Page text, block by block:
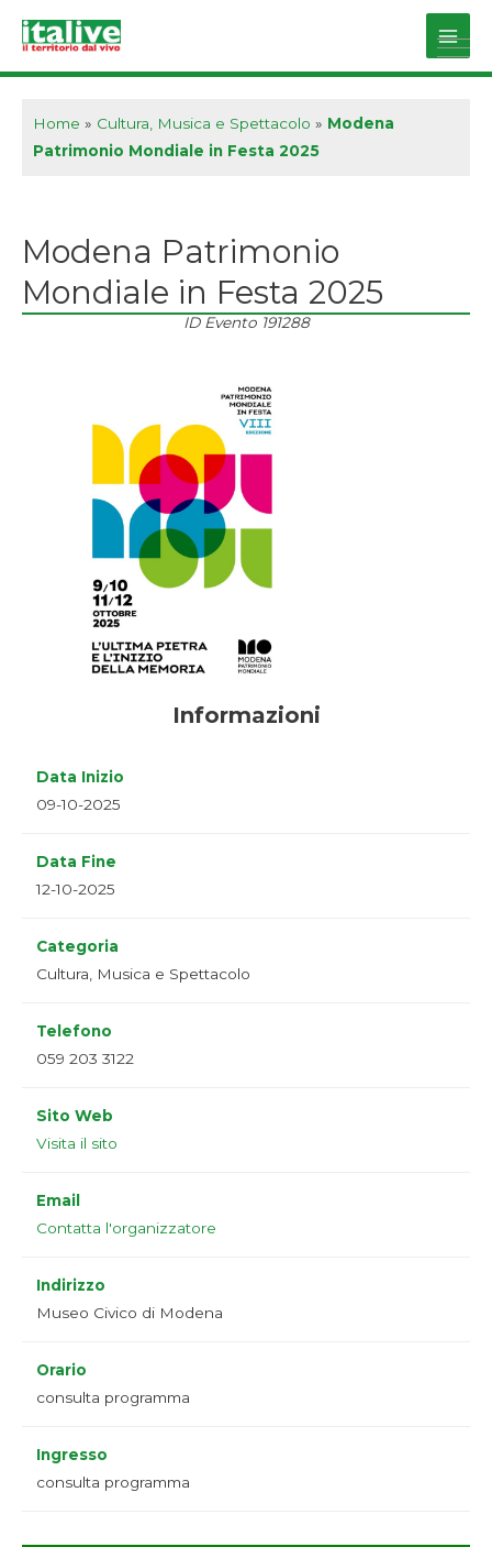
Main
Home » Cultura, Musica e Spettacolo » Modena
Patrimonio Mondiale in Festa 2025
Modena Patrimonio
Mondiale in Festa 2025
ID Evento 191288
Informazioni
Data Inizio
09-10-2025
Data Fine
12-10-2025
Categoria
Cultura, Musica e Spettacolo
Telefono
059 203 3122
Sito Web
Visita il sito
Email
Contatta l'organizzatore
Indirizzo
Museo Civico di Modena
Orario
consulta programma
Ingresso
consulta programma